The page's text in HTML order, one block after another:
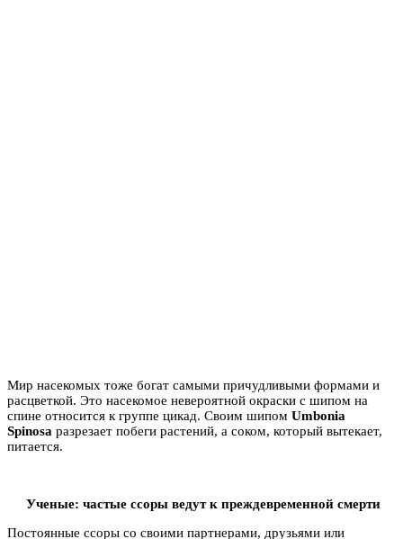
Мир насекомых тоже богат самыми причудливыми формами и
расцветкой. Это насекомое невероятной окраски с шипом на
спине относится к группе цикад. Своим шипом Umbonia
Spinosa разрезает побеги растений, а соком, который вытекает,
питается.
Ученые: частые ссоры ведут к преждевременной смерти
Постоянные ссоры со своими партнерами, друзьями или